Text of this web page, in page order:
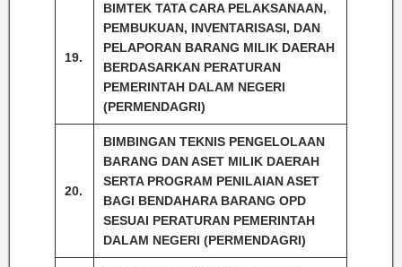
19.
BIMTEK TATA CARA PELAKSANAAN,
PEMBUKUAN, INVENTARISASI, DAN
PELAPORAN BARANG MILIK DAERAH
BERDASARKAN PERATURAN
PEMERINTAH DALAM NEGERI
(PERMENDAGRI)
20.
BIMBINGAN TEKNIS PENGELOLAAN
BARANG DAN ASET MILIK DAERAH
SERTA PROGRAM PENILAIAN ASET
BAGI BENDAHARA BARANG OPD
SESUAI PERATURAN PEMERINTAH
DALAM NEGERI (PERMENDAGRI)